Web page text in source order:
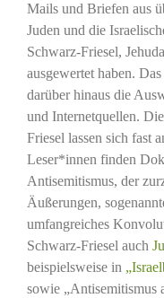
Mails und Briefen aus
Juden und die
Schwarz-Friesel,
ausgewertet haben.
darüber hinaus die
und Internetquellen.
Friesel lassen sich fast
Leser*innen finden
Antisemitismus, der
Äußerungen,
umfangreiches
Schwarz-Friesel auch
beispielsweise in
sowie „Antisemitismus